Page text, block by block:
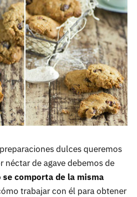
dulces queremos
néctar de agave debemos de
se comporta de la misma
trabajar con él para obtener